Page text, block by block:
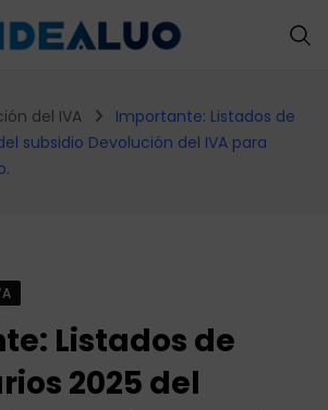
del IVA
Importante: Listados de
subsidio Devolución del IVA para
Listados de
2025 del